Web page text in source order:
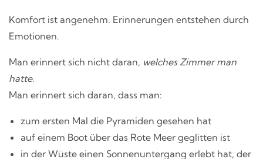
Komfort ist angenehm. Erinnerungen entstehen durch
Emotionen.
Man erinnert sich nicht daran, welches Zimmer man
hatte.
Man erinnert sich daran, dass man:
zum ersten Mal die Pyramiden gesehen hat
auf einem Boot über das Rote Meer geglitten ist
in der Wüste einen Sonnenuntergang erlebt hat, der